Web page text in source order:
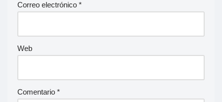
Correo electrónico *
Web
Comentario *